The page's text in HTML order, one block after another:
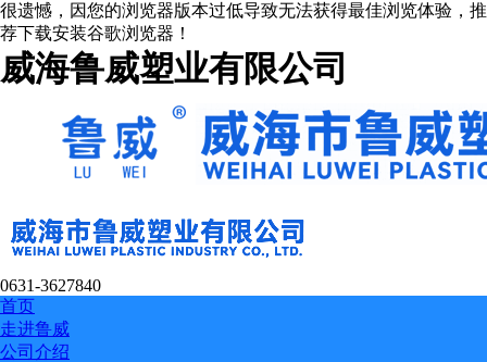
很遗憾，因您的浏览器版本过低导致无法获得最佳浏览体验，推
荐下载安装谷歌浏览器！
威海鲁威塑业有限公司
0631-3627840
首页
走进鲁威
公司介绍